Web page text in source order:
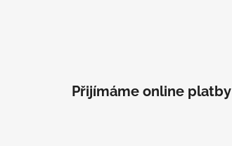
Přijímáme online platby